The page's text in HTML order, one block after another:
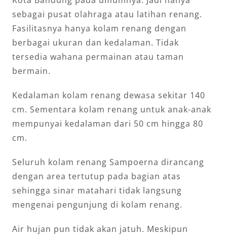
sebagai pusat olahraga atau latihan renang.
Fasilitasnya hanya kolam renang dengan
berbagai ukuran dan kedalaman. Tidak
tersedia wahana permainan atau taman
bermain.
Kedalaman kolam renang dewasa sekitar 140
cm. Sementara kolam renang untuk anak-anak
mempunyai kedalaman dari 50 cm hingga 80
cm.
Seluruh kolam renang Sampoerna dirancang
dengan area tertutup pada bagian atas
sehingga sinar matahari tidak langsung
mengenai pengunjung di kolam renang.
Air hujan pun tidak akan jatuh. Meskipun